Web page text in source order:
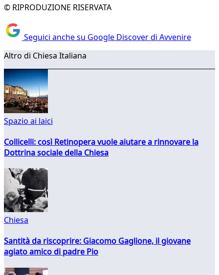
© RIPRODUZIONE RISERVATA
Seguici anche su Google Discover di Avvenire
Altro di Chiesa Italiana
Spazio ai laici
Collicelli: così Retinopera vuole aiutare a rinnovare la
Dottrina sociale della Chiesa
Chiesa
Santità da riscoprire: Giacomo Gaglione, il giovane
agiato amico di padre Pio